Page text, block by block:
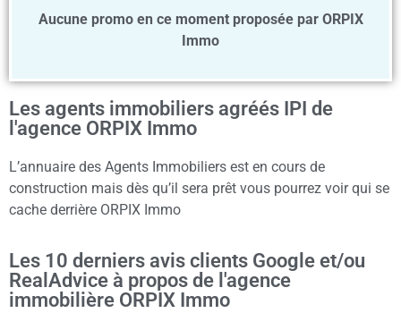
Aucune promo en ce moment proposée par ORPIX
Immo
Les agents immobiliers agréés IPI de
l'agence ORPIX Immo
L’annuaire des Agents Immobiliers est en cours de
construction mais dès qu’il sera prêt vous pourrez voir qui se
cache derrière ORPIX Immo
Les 10 derniers avis clients Google et/ou
RealAdvice à propos de l'agence
immobilière ORPIX Immo